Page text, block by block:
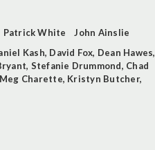
Patrick White John Ainslie
Kash, David Fox, Dean Hawes,
, Stefanie Drummond, Chad
Meg Charette, Kristyn Butcher,